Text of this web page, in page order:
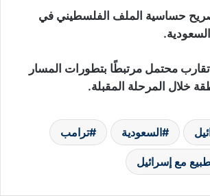
حساسية الملف الفلسطيني في
محتمل مرتبطًا بتطورات المسار
خلال المرحلة المقبلة.
السعودية ترامب
مع إسرائيل